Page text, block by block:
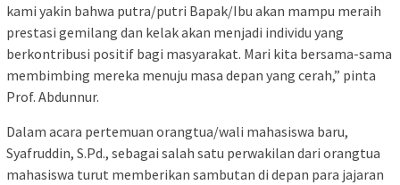
kami yakin bahwa putra/putri Bapak/Ibu akan mampu meraih
prestasi gemilang dan kelak akan menjadi individu yang
berkontribusi positif bagi masyarakat. Mari kita bersama-sama
membimbing mereka menuju masa depan yang cerah,” pinta
Prof. Abdunnur.
Dalam acara pertemuan orangtua/wali mahasiswa baru,
Syafruddin, S.Pd., sebagai salah satu perwakilan dari orangtua
mahasiswa turut memberikan sambutan di depan para jajaran